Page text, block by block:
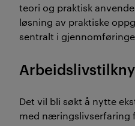
teori og praktisk
løsning av praktiske
sentralt i
Det vil bli søkt å nytte
med næringslivserfaring